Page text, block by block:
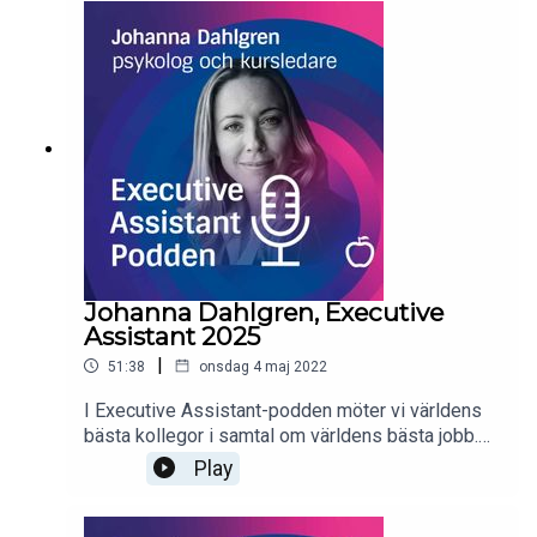
fokus mellan två toppchefer samt varför
kontorets bästa plats är den precis bredvid
kaffemaskinen.Finns överallt där poddar
finns!Executive Assistant-podden produceras
av Företagsuniversitetet tillsammans med
nätverket IMA - International Management
Assistants, rekryteringsföretaget Inhouse, röst-
och ljudproducenterna Online Voices samt Nordic
Choice Hotels.
Johanna Dahlgren, Executive
Assistant 2025
51:38 | onsdag 4 maj 2022
I Executive Assistant-podden möter vi världens
bästa kollegor i samtal om världens bästa jobb.
Idag: Johanna Dahlgren, kursledare på
Företagsuniversitetets populära Executive
Play